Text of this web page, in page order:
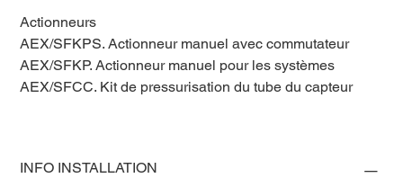
Actionneurs
AEX/SFKPS. Actionneur manuel avec commutateur
AEX/SFKP. Actionneur manuel pour les systèmes
AEX/SFCC. Kit de pressurisation du tube du capteur
INFO INSTALLATION